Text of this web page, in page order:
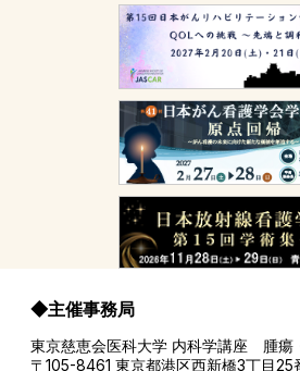
◆主催事務局
東京慈恵会医科大学 内科学講座 腫瘍
〒105-8461 東京都港区西新橋3丁目25